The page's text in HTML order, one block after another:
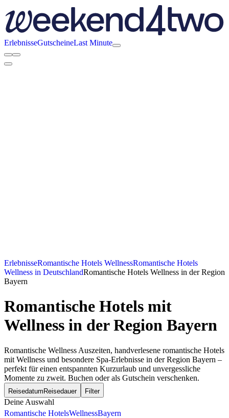
ErlebnisseGutscheineLast Minute
ErlebnisseRomantische Hotels WellnessRomantische Hotels
Wellness in DeutschlandRomantische Hotels Wellness in der Region
Bayern
Romantische Hotels mit
Wellness in der Region Bayern
Romantische Wellness Auszeiten, handverlesene romantische Hotels
mit Wellness und besondere Spa-Erlebnisse in der Region Bayern –
perfekt für einen entspannten Kurzurlaub und unvergessliche
Momente zu zweit. Buchen oder als Gutschein verschenken.
Reisedatum Reisedauer Filter
Deine Auswahl
Romantische HotelsWellnessBayern